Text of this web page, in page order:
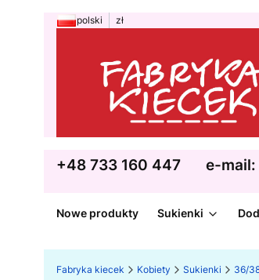
polski zł
+48 733 160 447 e-
Nowe produkty Sukienki
Fabryka kiecek Kobiety Sukienki 36/